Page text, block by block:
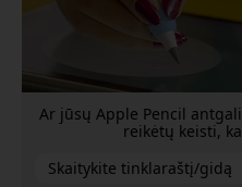
Ar jūsų Apple Pencil
reikėtų keisti,
Skaitykite tinklaraštį/gidą